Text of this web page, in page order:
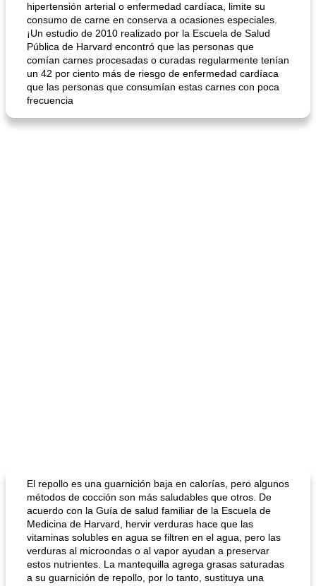
sopa de lentejas negras del chef john
hipertensión arterial o enfermedad cardíaca, limite su
consumo de carne en conserva a ocasiones especiales.
¡Un estudio de 2010 realizado por la Escuela de Salud
Pública de Harvard encontró que las personas que
comían carnes procesadas o curadas regularmente tenían
un 42 por ciento más de riesgo de enfermedad cardíaca
que las personas que consumían estas carnes con poca
frecuencia
El repollo es una guarnición baja en calorías, pero algunos
métodos de cocción son más saludables que otros. De
acuerdo con la Guía de salud familiar de la Escuela de
Medicina de Harvard, hervir verduras hace que las
vitaminas solubles en agua se filtren en el agua, pero las
verduras al microondas o al vapor ayudan a preservar
estos nutrientes. La mantequilla agrega grasas saturadas
a su guarnición de repollo, por lo tanto, sustituya una